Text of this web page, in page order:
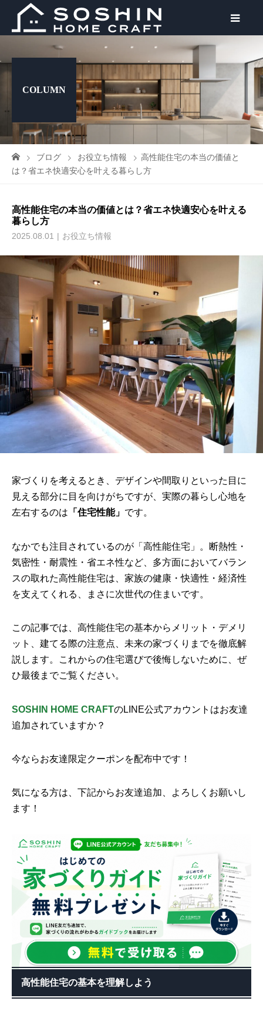
COLUMN
ブログ お役立ち情報
高性能住宅の本当の価値と
は？省エネ快適安心を叶える暮らし方
高性能住宅の本当の価値とは？省エネ快適安心を叶える
暮らし方
2025.08.01 お役立ち情報
家づくりを考えるとき、デザインや間取りといった目に
見える部分に目を向けがちですが、実際の暮らし心地を
左右するのは 「住宅性能」 です。
なかでも注目されているのが「高性能住宅」。断熱性・
気密性・耐震性・省エネ性など、多方面においてバラン
スの取れた高性能住宅は、家族の健康・快適性・経済性
を支えてくれる、まさに次世代の住まいです。
この記事では、高性能住宅の基本からメリット・デメリ
ット、建てる際の注意点、未来の家づくりまでを徹底解
説します。これからの住宅選びで後悔しないために、ぜ
ひ最後までご覧ください。
SOSHIN HOME CRAFTのLINE公式アカウントはお友達
追加されていますか？
今ならお友達限定クーポンを配布中です！
気になる方は、下記からお友達追加、よろしくお願いし
ます！
高性能住宅の基本を理解しよう